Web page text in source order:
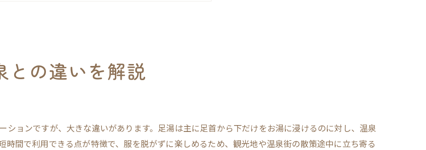
リラックスできる足湯の活用アイデア紹介
足湯習慣がもたらす健康維持のポイント
温泉と足湯の効能比較と活用のヒント
との違いを解説
ションですが、大きな違いがあります。足湯は主に足首から下だけをお湯に浸けるのに対し、温泉
時間で利用できる点が特徴で、服を脱がずに楽しめるため、観光地や温泉街の散策途中に立ち寄る